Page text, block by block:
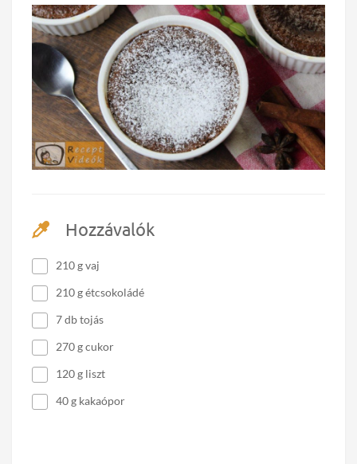
Hozzávalók
210 g vaj
210 g étcsokoládé
7 db tojás
270 g cukor
120 g liszt
40 g kakaópor